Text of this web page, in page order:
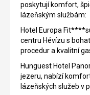
poskytují komfort,
lázeňským službám:
Hotel Europa
centru Hévízu s
procedur a kvalitní
Hunguest Hotel
jezeru, nabízí
lázeňských služeb v